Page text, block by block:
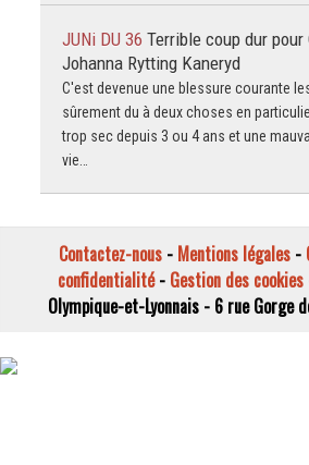
JUNi DU 36 Terrible coup dur pour
Johanna Rytting Kaneryd
C'est devenue une blessure courante
sûrement du à deux choses en
trop sec depuis 3 ou 4 ans et une
vie…
Contactez-nous - Mentions légales -
confidentialité- Gestion des cookies
Olympique-et-Lyonnais - 6 rue Gorge